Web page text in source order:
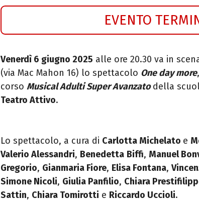
EVENTO
Venerdì 6 giugno 2025 alle ore 20.30 va in
(via Mac Mahon 16) lo spettacolo One day more
corso Musical Adulti Super Avanzatodella
Teatro Attivo.
Lo spettacolo, a cura di Carlotta Michelato e
Valerio Alessandri, Benedetta Biffi, Manuel
Gregorio, Gianmaria Fiore, Elisa Fontana,
Simone Nicoli, Giulia Panfilio, Chiara
Sattin, Chiara Tomirotti e Riccardo Uccioli.